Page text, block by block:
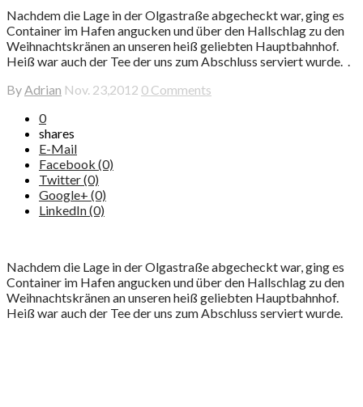
Nachdem die Lage in der Olgastraße abgecheckt war, ging es
Container im Hafen angucken und über den Hallschlag zu den
Weihnachtskränen an unseren heiß geliebten Hauptbahnhof.
Heiß war auch der Tee der uns zum Abschluss serviert wurde. .
ByAdrian Nov. 23,2012 0 Comments
0
shares
E-Mail
Facebook (0)
Twitter (0)
Google+ (0)
LinkedIn (0)
Nachdem die Lage in der Olgastraße abgecheckt war, ging es
Container im Hafen angucken und über den Hallschlag zu den
Weihnachtskränen an unseren heiß geliebten Hauptbahnhof.
Heiß war auch der Tee der uns zum Abschluss serviert wurde.